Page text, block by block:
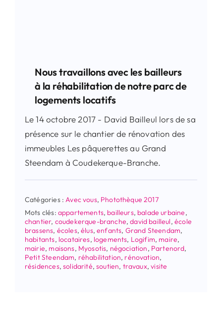
Nous travaillons avec les bailleurs
à la réhabilitation de notre parc de
logements locatifs
Le 14 octobre 2017 - David Bailleul lors de sa
présence sur le chantier de rénovation des
immeubles Les pâquerettes au Grand
Steendam à Coudekerque-Branche.
Catégories :Avec vous, Photothèque 2017
Mots clés: appartements, bailleurs, balade urbaine,
chantier, coudekerque-branche,david bailleul,école
brassens, écoles,élus,enfants, Grand Steendam,
habitants, locataires, logements, Logifim, maire,
mairie, maisons, Myosotis, négociation, Partenord,
Petit Steendam, réhabilitation, rénovation,
résidences,solidarité,soutien, travaux,visite